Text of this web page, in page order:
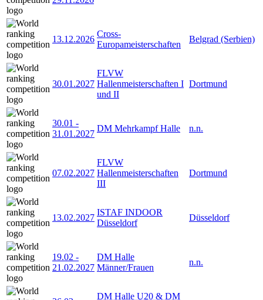
13.12.2026
Cross-
Europameisterschaften
Belgrad (Serbien)
30.01.2027
FLVW
Hallenmeisterschaften I
und II
Dortmund
30.01 -
31.01.2027
DM Mehrkampf Halle n.n.
07.02.2027
FLVW
Hallenmeisterschaften
III
Dortmund
13.02.2027
ISTAF INDOOR
Düsseldorf
Düsseldorf
19.02 -
21.02.2027
DM Halle
Männer/Frauen
n.n.
DM Halle U20 & DM